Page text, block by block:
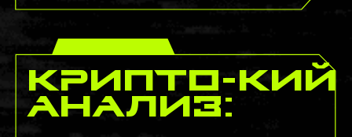
Крипто-кий
анализ: